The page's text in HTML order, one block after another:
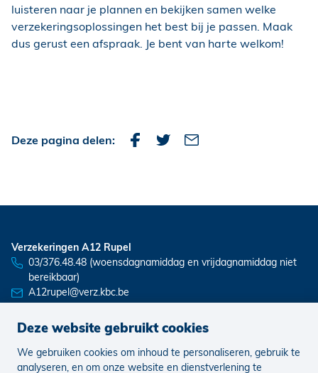
luisteren naar je plannen en bekijken samen welke
verzekeringsoplossingen het best bij je passen. Maak
dus gerust een afspraak. Je bent van harte welkom!
Deze pagina delen:
Verzekeringen A12 Rupel
03/376.48.48 (woensdagnamiddag en vrijdagnamiddag niet
bereikbaar)
A12rupel@verz.kbc.be
Nieuws Vacatures
Deze website gebruikt cookies
We gebruiken cookies om inhoud te personaliseren, gebruik te
analyseren, en om onze website en dienstverlening te